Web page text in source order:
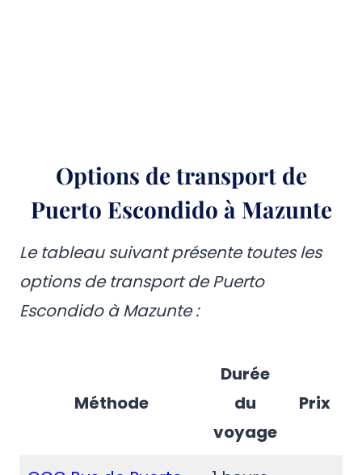
Options de transport de
Puerto Escondido à Mazunte
Le tableau suivant présente toutes les
options de transport de Puerto
Escondido à Mazunte :
Méthode
Durée
du
voyage
Prix